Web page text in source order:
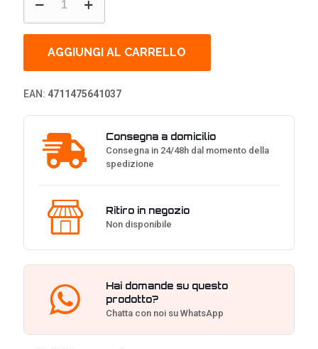
CTE
E600
MX
-
Bianco
quantità
AGGIUNGI AL CARRELLO
EAN: 4711475641037
Consegna a domicilio
Consegna in 24/48h dal momento della
spedizione
Ritiro in negozio
Non disponibile
Hai domande su questo
prodotto?
Chatta con noi su WhatsApp